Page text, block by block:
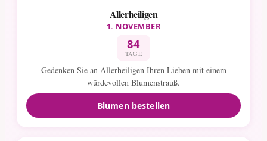
Allerheiligen
1. NOVEMBER
84
TAGE
Gedenken Sie an Allerheiligen Ihren Lieben mit einem
würdevollen Blumenstrauß.
Blumen bestellen